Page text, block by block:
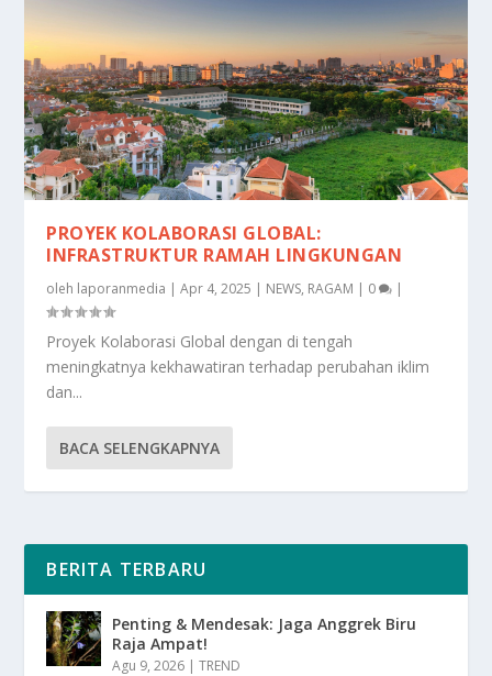
PROYEK KOLABORASI GLOBAL:
INFRASTRUKTUR RAMAH LINGKUNGAN
oleh laporanmedia |Apr 4, 2025 | NEWS, RAGAM | 0 |
Proyek Kolaborasi Global dengan di tengah
meningkatnya kekhawatiran terhadap perubahan iklim
dan...
BACA SELENGKAPNYA
BERITA TERBARU
Penting & Mendesak: Jaga Anggrek Biru
Raja Ampat!
Agu 9, 2026 |TREND